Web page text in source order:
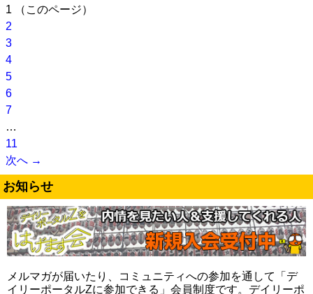
1
（このページ）
2
3
4
5
6
7
…
11
次へ →
お知らせ
メルマガが届いたり、コミュニティへの参加を通して「デ
イリーポータルZに参加できる」会員制度です。デイリーポ